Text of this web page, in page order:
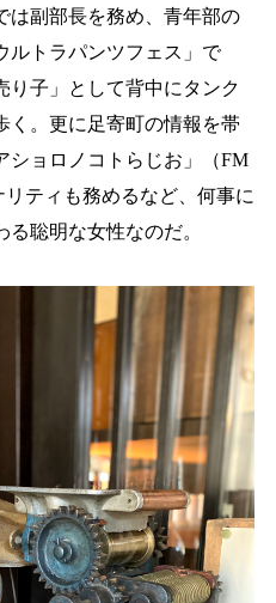
は副部長を務め、青年部の
ルトラパンツフェス」で
り子」として背中にタンク
く。更に足寄町の情報を帯
ショロノコトらじお」（FM
ティも務めるなど、何事に
聡明な女性なのだ。